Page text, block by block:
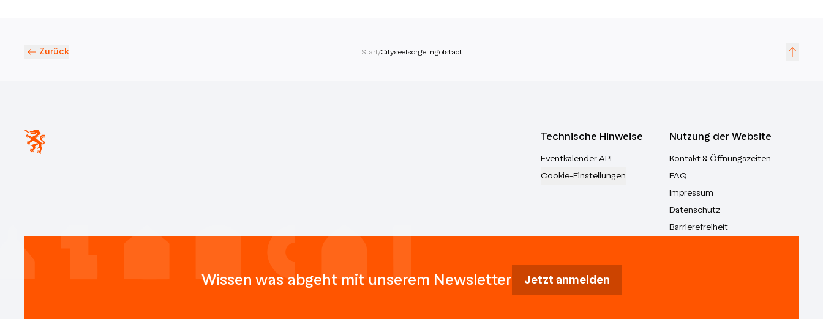
Zurück Start/Cityseelsorge Ingolstadt
Technische Hinweise
Eventkalender API
Cookie-Einstellungen
Nutzung der Website
Kontakt & Öffnungszeiten
FAQ
Impressum
Datenschutz
Barrierefreiheit
Wissen was abgeht mit unserem Newsletter Jetzt anmelden